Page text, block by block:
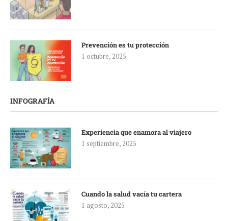
Prevención es tu protección
1 octubre, 2025
INFOGRAFÍA
Experiencia que enamora al viajero
1 septiembre, 2025
Cuando la salud vacía tu cartera
1 agosto, 2025